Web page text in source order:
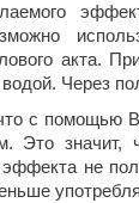
акта.
Через
с помощью
Это
эффекта не